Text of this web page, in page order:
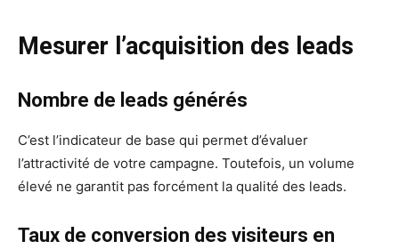
Mesurer l’acquisition des leads
Nombre de leads générés
C’est l’indicateur de base qui permet d’évaluer
l’attractivité de votre campagne. Toutefois, un volume
élevé ne garantit pas forcément la qualité des leads.
Taux de conversion des visiteurs en